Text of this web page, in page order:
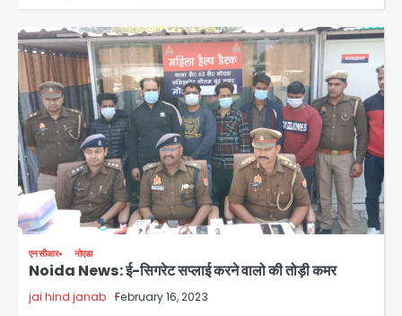
एनसीआर नोएडा
Noida News: ई-सिगरेट सप्लाई करने वालो की तोड़ी कमर
jai hind janab February 16, 2023